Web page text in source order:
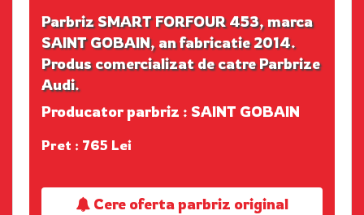
Parbriz SMART FORFOUR 453, marca
SAINT GOBAIN, an fabricatie 2014.
Produs comercializat de catre Parbrize
Audi.
Producator parbriz : SAINT GOBAIN
Pret : 765 Lei
Cere oferta parbriz original